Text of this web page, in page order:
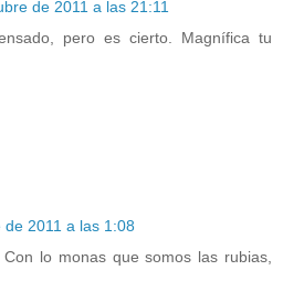
de 2011 a las 21:11
pero es cierto. Magnífica tu
de 2011 a las 1:08
lo monas que somos las rubias,